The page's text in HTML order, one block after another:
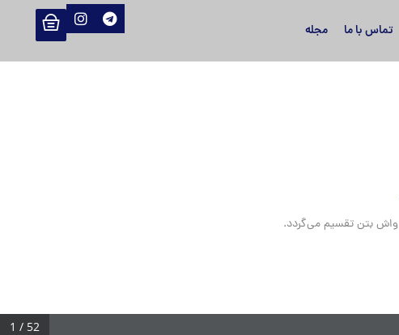
تماس با ما مجله
1 / 52